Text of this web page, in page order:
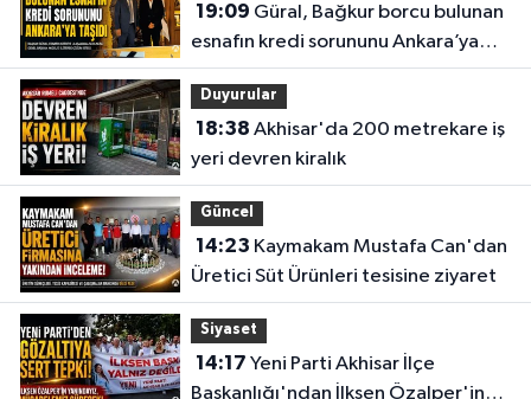
19:09
esnafın kredi sorununu Ankara’ya
taşıdı
Duyurular
18:38
yeri devren kiralık
Güncel
14:23
Üretici Süt Ürünleri tesisine ziyaret
Siyaset
14:17
Başkanlığı'ndan İlksen Özalper'in